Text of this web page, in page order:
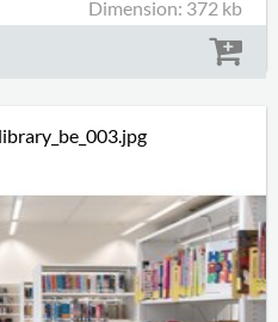
Dimension: 372 kb